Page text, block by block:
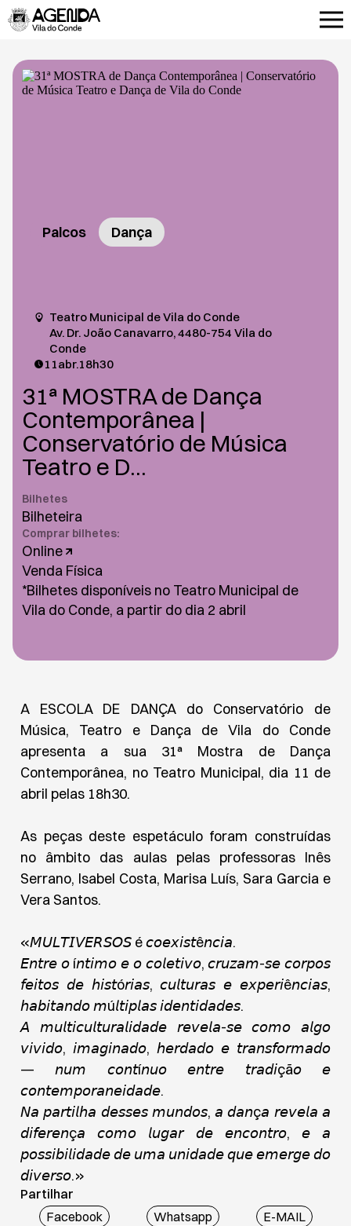
Teatro Municipal de Vila do Conde
Av. Dr. João Canavarro, 4480-754 Vila do
Conde
11abr.18h30
31ª MOSTRA de Dança
Contemporânea |
Conservatório de Música
Teatro e D...
Bilhetes
Bilheteira
Comprar bilhetes:
Online
Venda Física
*Bilhetes disponíveis no Teatro Municipal de
Vila do Conde, a partir do dia 2 abril
Palcos Dança
A ESCOLA DE DANÇA do Conservatório de
Música, Teatro e Dança de Vila do Conde
apresenta a sua 31ª Mostra de Dança
Contemporânea, no Teatro Municipal, dia 11 de
abril pelas 18h30.
As peças deste espetáculo foram construídas
no âmbito das aulas pelas professoras Inês
Serrano, Isabel Costa, Marisa Luís, Sara Garcia e
Vera Santos.
«𝘔𝘜𝘓𝘛𝘐𝘝𝘌𝘙𝘚𝘖𝘚 é 𝘤𝘰𝘦𝘹𝘪𝘴𝘵ê𝘯𝘤𝘪𝘢.
𝘌𝘯𝘵𝘳𝘦 𝘰 í𝘯𝘵𝘪𝘮𝘰 𝘦 𝘰 𝘤𝘰𝘭𝘦𝘵𝘪𝘷𝘰, 𝘤𝘳𝘶𝘻𝘢𝘮-𝘴𝘦 𝘤𝘰𝘳𝘱𝘰𝘴
𝘧𝘦𝘪𝘵𝘰𝘴 𝘥𝘦 𝘩𝘪𝘴𝘵ó𝘳𝘪𝘢𝘴, 𝘤𝘶𝘭𝘵𝘶𝘳𝘢𝘴 𝘦 𝘦𝘹𝘱𝘦𝘳𝘪ê𝘯𝘤𝘪𝘢𝘴,
𝘩𝘢𝘣𝘪𝘵𝘢𝘯𝘥𝘰 𝘮ú𝘭𝘵𝘪𝘱𝘭𝘢𝘴 𝘪𝘥𝘦𝘯𝘵𝘪𝘥𝘢𝘥𝘦𝘴.
𝘈 𝘮𝘶𝘭𝘵𝘪𝘤𝘶𝘭𝘵𝘶𝘳𝘢𝘭𝘪𝘥𝘢𝘥𝘦 𝘳𝘦𝘷𝘦𝘭𝘢-𝘴𝘦 𝘤𝘰𝘮𝘰 𝘢𝘭𝘨𝘰
𝘷𝘪𝘷𝘪𝘥𝘰, 𝘪𝘮𝘢𝘨𝘪𝘯𝘢𝘥𝘰, 𝘩𝘦𝘳𝘥𝘢𝘥𝘰 𝘦 𝘵𝘳𝘢𝘯𝘴𝘧𝘰𝘳𝘮𝘢𝘥𝘰
— 𝘯𝘶𝘮 𝘤𝘰𝘯𝘵í𝘯𝘶𝘰 𝘦𝘯𝘵𝘳𝘦 𝘵𝘳𝘢𝘥𝘪çã𝘰 𝘦
𝘤𝘰𝘯𝘵𝘦𝘮𝘱𝘰𝘳𝘢𝘯𝘦𝘪𝘥𝘢𝘥𝘦.
𝘕𝘢 𝘱𝘢𝘳𝘵𝘪𝘭𝘩𝘢 𝘥𝘦𝘴𝘴𝘦𝘴 𝘮𝘶𝘯𝘥𝘰𝘴, 𝘢 𝘥𝘢𝘯ç𝘢 𝘳𝘦𝘷𝘦𝘭𝘢 𝘢
𝘥𝘪𝘧𝘦𝘳𝘦𝘯ç𝘢 𝘤𝘰𝘮𝘰 𝘭𝘶𝘨𝘢𝘳 𝘥𝘦 𝘦𝘯𝘤𝘰𝘯𝘵𝘳𝘰, 𝘦 𝘢
𝘱𝘰𝘴𝘴𝘪𝘣𝘪𝘭𝘪𝘥𝘢𝘥𝘦 𝘥𝘦 𝘶𝘮𝘢 𝘶𝘯𝘪𝘥𝘢𝘥𝘦 𝘲𝘶𝘦 𝘦𝘮𝘦𝘳𝘨𝘦 𝘥𝘰
𝘥𝘪𝘷𝘦𝘳𝘴𝘰.»
Partilhar
Facebook
Whatsapp E-MAIL